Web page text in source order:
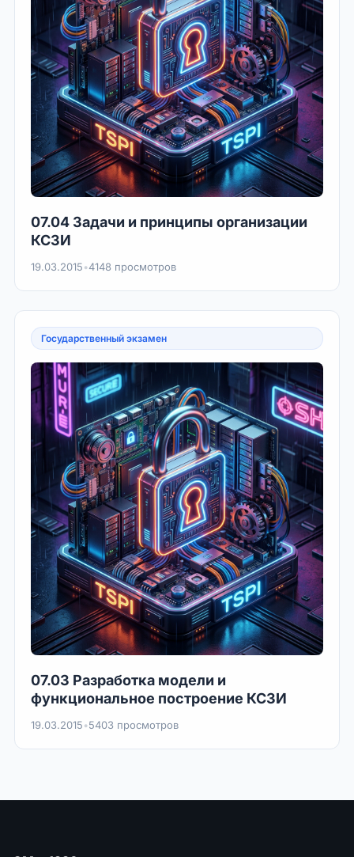
07.04 Задачи и принципы организации
КСЗИ
19.03.2015•4148 просмотров
Государственный экзамен
07.03 Разработка модели и
функциональное построение КСЗИ
19.03.2015•5403 просмотров